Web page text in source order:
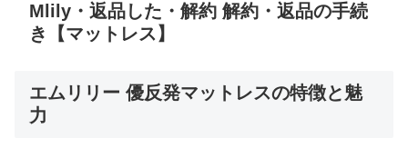
Mlily・返品した・解約 解約・返品の手続
き【マットレス】
エムリリー 優反発マットレスの特徴と魅
力